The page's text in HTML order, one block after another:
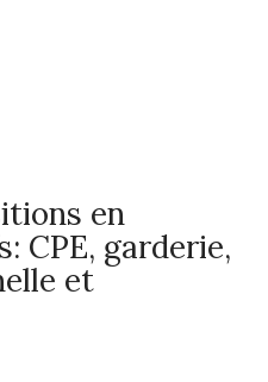
en
CPE, garderie,
et